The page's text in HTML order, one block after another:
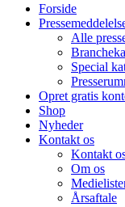
Forside
Alle
Special
Opret gratis
Shop
Nyheder
Kontakt os
Kontakt
Om os
Årsaftale